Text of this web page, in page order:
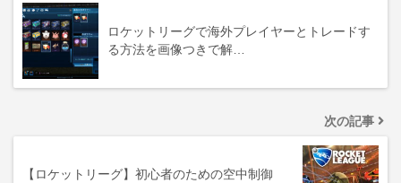
ロケットリーグで海外プレイヤーとトレードす
る方法を画像つきで解…
次の記事
【ロケットリーグ】初心者のための空中制御